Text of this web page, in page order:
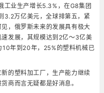
工业生产增长5.3%，在G8集团
3.2万亿美元，全球排第五，紧
，俄罗斯未来的发展具有极大
发展，其规模达到2亿～3亿美
10年到20年，25%的塑料机械已
的塑料加工厂，生产能力继续
商而言无疑都是好消息。